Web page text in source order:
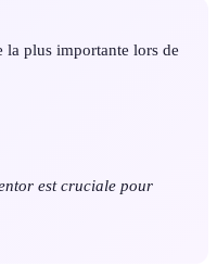
la plus importante lors de
est cruciale pour